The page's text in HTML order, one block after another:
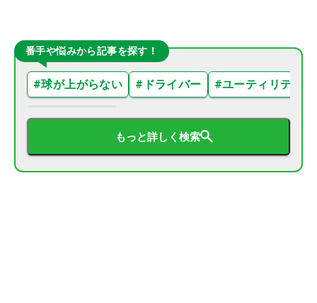
番手や悩みから記事を探す！
#球が上がらない # ドライバー #ユーティリティ
もっと詳しく検索